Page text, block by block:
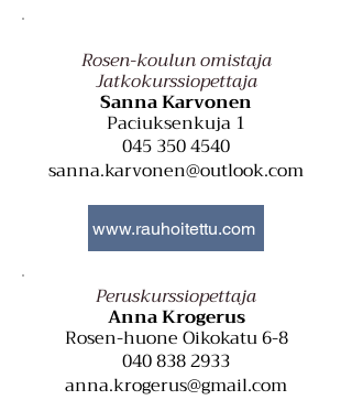
Rosen-koulun omistaja
Jatkokurssiopettaja
Sanna Karvonen
Paciuksenkuja 1
045 350 4540
sanna.karvonen@outlook.com
www.rauhoitettu.com
Peruskurssiopettaja
Anna Krogerus
Rosen-huoneOikokatu 6-8
040 838 2933
anna.krogerus@gmail.com